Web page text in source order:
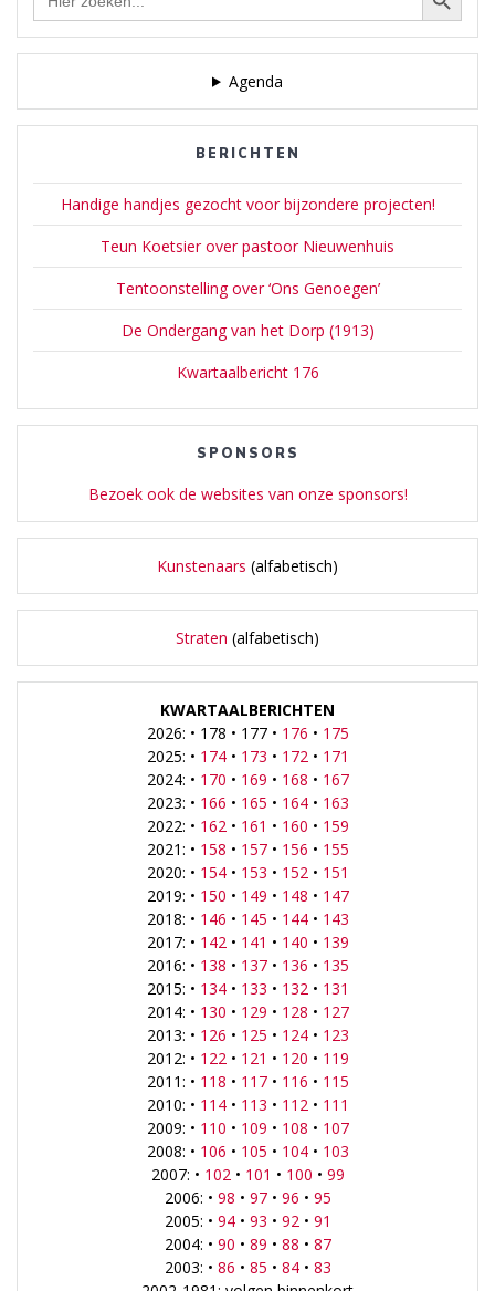
Agenda
BERICHTEN
Handige handjes gezocht voor bijzondere projecten!
Teun Koetsier over pastoor Nieuwenhuis
Tentoonstelling over ‘Ons Genoegen’
De Ondergang van het Dorp (1913)
Kwartaalbericht 176
SPONSORS
Bezoek ook de websites van onze sponsors!
Kunstenaars (alfabetisch)
Straten (alfabetisch)
KWARTAALBERICHTEN
2026: • 178 • 177 • 176 • 175
2025: • 174• 173 • 172 • 171
2024: • 170 • 169 • 168 • 167
2023: • 166 • 165 • 164• 163
2022: • 162 • 161 • 160 • 159
2021: • 158 • 157• 156 • 155
2020: • 154• 153 • 152 • 151
2019: • 150 • 149 • 148 • 147
2018: • 146 • 145 • 144• 143
2017: • 142 • 141 • 140 • 139
2016: • 138 • 137• 136 • 135
2015: • 134• 133 • 132 • 131
2014: • 130 • 129 • 128 • 127
2013: • 126 • 125 • 124• 123
2012: • 122 • 121 • 120 • 119
2011: • 118 • 117• 116 • 115
2010: • 114• 113 • 112 • 111
2009: • 110 • 109 • 108 • 107
2008: • 106 • 105 • 104• 103
2007: • 102 • 101 • 100 • 99
2006: • 98 • 97• 96 • 95
2005: • 94• 93 • 92 • 91
2004: • 90 • 89 • 88 • 87
2003: • 86 • 85 • 84• 83